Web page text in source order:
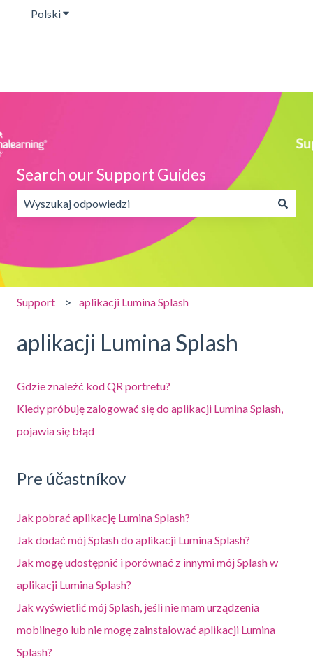
PolskiPokaż podmenu do tłumaczenia
Search our Support Guides
Brak sugerowanych wyników, ponieważ pole
Support aplikacji Lumina Splash
aplikacji Lumina Splash
Gdzie znaleźć kod QR portretu?
Kiedy próbuję zalogować się do aplikacji Lumina Splash,
pojawia się błąd
Pre účastníkov
Jak pobrać aplikację Lumina Splash?
Jak dodać mój Splash do aplikacji Lumina Splash?
Jak mogę udostępnić i porównać z innymi mój Splash w
aplikacji Lumina Splash?
Jak wyświetlić mój Splash, jeśli nie mam urządzenia
mobilnego lub nie mogę zainstalować aplikacji Lumina
Splash?